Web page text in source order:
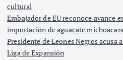
cultural
Embajador de EU reconoce avance
importación de aguacate
Presidente de Leones Negros acusa
Liga de Expansión